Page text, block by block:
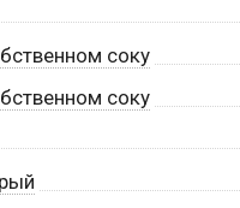
соку
соку